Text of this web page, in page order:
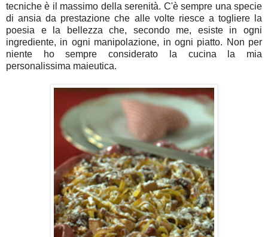
tecniche è il massimo della serenità. C'è sempre una specie
di ansia da prestazione che alle volte riesce a togliere la
poesia e la bellezza che, secondo me, esiste in ogni
ingrediente, in ogni manipolazione, in ogni piatto. Non per
niente ho sempre considerato la cucina la mia
personalissima maieutica.